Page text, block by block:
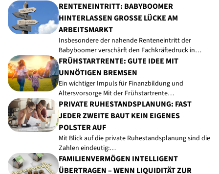
RENTENEINTRITT: BABYBOOMER
HINTERLASSEN GROSSE LÜCKE AM A
RBEITSMARKT
Insbesondere der nahende Renteneintritt der
Babyboomer verschärft den Fachkräftedruck in…
FRÜHSTARTRENTE: GUTE IDEE MIT
UNNÖTIGEN BREMSEN
Ein wichtiger Impuls für Finanzbildung und
Altersvorsorge Mit der Frühstartrente…
PRIVATE RUHESTANDSPLANUNG: FAST
JEDER ZWEITE BAUT KEIN EIGENES
POLSTER AUF
Mit Blick auf die private Ruhestandsplanung sind die
Zahlen eindeutig:…
FAMILIENVERMÖGEN INTELLIGENT
ÜBERTRAGEN – WENN LIQUIDITÄT ZUR